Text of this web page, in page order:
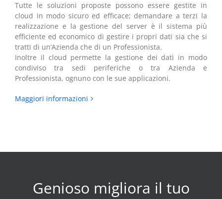
Tutte le soluzioni proposte possono essere gestite in
cloud in modo sicuro ed efficace; demandare a terzi la
realizzazione e la gestione del server è il sistema più
efficiente ed economico di gestire i propri dati sia che si
tratti di un’Azienda che di un Professionista.
Inoltre il cloud permette la gestione dei dati in modo
condiviso tra sedi periferiche o tra Azienda e
Professionista, ognuno con le sue applicazioni.
Maggiori informazioni
Genioso migliora il tuo